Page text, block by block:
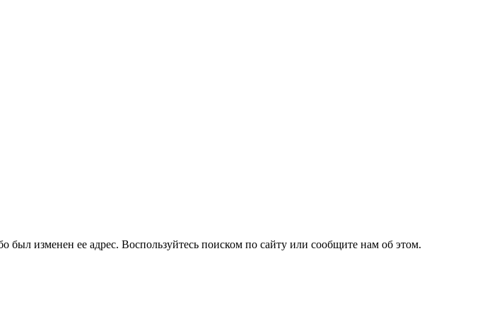
был изменен ее адрес. Воспользуйтесь поиском по сайту или сообщите нам об этом.